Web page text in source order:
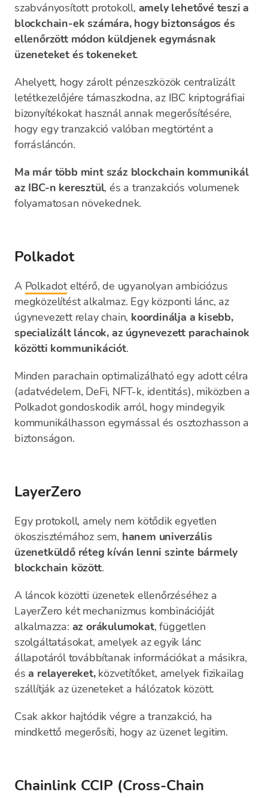
szabványosított protokoll, amely lehetővé teszi a
blockchain-ek számára, hogy biztonságos és
ellenőrzött módon küldjenek egymásnak
üzeneteket és tokeneket.
Ahelyett, hogy zárolt pénzeszközök centralizált
letétkezelőjére támaszkodna, az IBC kriptográfiai
bizonyítékokat használ annak megerősítésére,
hogy egy tranzakció valóban megtörtént a
forrásláncón.
Ma már több mint száz blockchain kommunikál
az IBC-n keresztül, és a tranzakciós volumenek
folyamatosan növekednek.
Polkadot
A Polkadoteltérő, de ugyanolyan ambiciózus
megközelítést alkalmaz. Egy központi lánc, az
úgynevezett relay chain, koordinálja a kisebb,
specializált láncok, az úgynevezett parachainok
közötti kommunikációt.
Minden parachain optimalizálható egy adott célra
(adatvédelem, DeFi, NFT-k, identitás), miközben a
Polkadot gondoskodik arról, hogy mindegyik
kommunikálhasson egymással és osztozhasson a
biztonságon.
LayerZero
Egy protokoll, amely nem kötődik egyetlen
ökoszisztémához sem, hanem univerzális
üzenetküldő réteg kíván lenni szinte bármely
blockchain között.
A láncok közötti üzenetek ellenőrzéséhez a
LayerZero két mechanizmus kombinációját
alkalmazza: az orákulumokat, független
szolgáltatásokat, amelyek az egyik lánc
állapotáról továbbítanak információkat a másikra,
ésa relayereket,közvetítőket, amelyek fizikailag
szállítják az üzeneteket a hálózatok között.
Csak akkor hajtódik végre a tranzakció, ha
mindkettő megerősíti, hogy az üzenet legitim.
Chainlink CCIP (Cross-Chain